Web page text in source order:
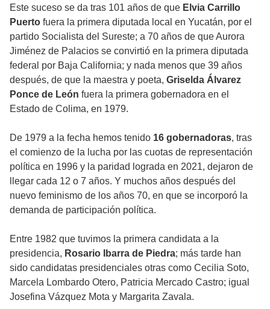
Este suceso se da tras 101 años de que Elvia Carrillo
Puerto fuera la primera diputada local en Yucatán, por el
partido Socialista del Sureste; a 70 años de que Aurora
Jiménez de Palacios se convirtió en la primera diputada
federal por Baja California; y nada menos que 39 años
después, de que la maestra y poeta, Griselda Álvarez
Ponce de León fuera la primera gobernadora en el
Estado de Colima, en 1979.
De 1979 a la fecha hemos tenido 16 gobernadoras, tras
el comienzo de la lucha por las cuotas de representación
política en 1996 y la paridad lograda en 2021, dejaron de
llegar cada 12 o 7 años. Y muchos años después del
nuevo feminismo de los años 70, en que se incorporó la
demanda de participación política.
Entre 1982 que tuvimos la primera candidata a la
presidencia, Rosario Ibarra de Piedra; más tarde han
sido candidatas presidenciales otras como Cecilia Soto,
Marcela Lombardo Otero, Patricia Mercado Castro; igual
Josefina Vázquez Mota y Margarita Zavala.